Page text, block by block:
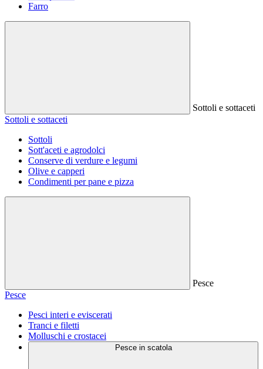
Farro
Sottoli e sottaceti
Sottoli e sottaceti
Sottoli
Sott'aceti e agrodolci
Conserve di verdure e legumi
Olive e capperi
Condimenti per pane e pizza
Pesce
Pesce
Pesci interi e eviscerati
Tranci e filetti
Molluschi e crostacei
Pesce in scatola